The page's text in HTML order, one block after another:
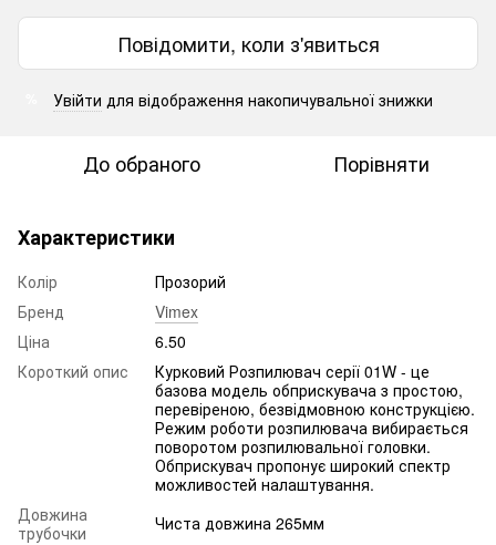
Повідомити, коли з'явиться
Увійти для відображення накопичувальної знижки
До обраного Порівняти
Характеристики
Колір
Прозорий
Бренд
Vimex
Ціна
6.50
Короткий опис
Курковий Розпилювач серії 01W - це
базова модель обприскувача з простою,
перевіреною, безвідмовною конструкцією.
Режим роботи розпилювача вибирається
поворотом розпилювальної головки.
Обприскувач пропонує широкий спектр
можливостей налаштування.
Довжина
трубочки
Чиста довжина 265мм